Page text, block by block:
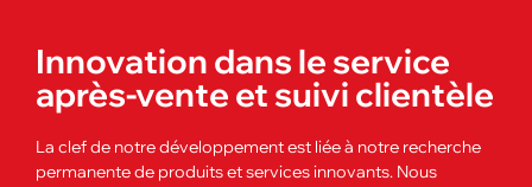
Innovation dans le service
après-vente et suivi clientèle
La clef de notre développement est liée à notre recherche
permanente de produits et services innovants. Nous